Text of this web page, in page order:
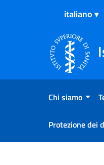
Salta al Contenuto
Salta al Footer
Chi siamo
Protezione dei